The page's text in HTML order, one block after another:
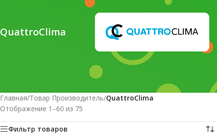
QuattroClima
Главная/Товар Производитель/QuattroClima
Отображение 1–60 из 75
Фильтр товаров